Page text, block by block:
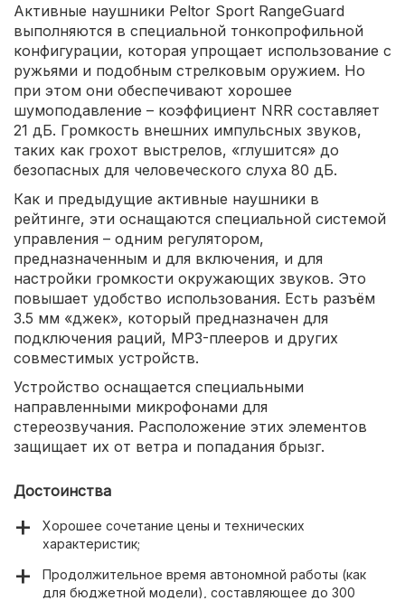
Активные наушники Peltor Sport RangeGuard
выполняются в специальной тонкопрофильной
конфигурации, которая упрощает использование с
ружьями и подобным стрелковым оружием. Но
при этом они обеспечивают хорошее
шумоподавление – коэффициент NRR составляет
21 дБ. Громкость внешних импульсных звуков,
таких как грохот выстрелов, «глушится» до
безопасных для человеческого слуха 80 дБ.
Как и предыдущие активные наушники в
рейтинге, эти оснащаются специальной системой
управления – одним регулятором,
предназначенным и для включения, и для
настройки громкости окружающих звуков. Это
повышает удобство использования. Есть разъём
3.5 мм «джек», который предназначен для
подключения раций, MP3-плееров и других
совместимых устройств.
Устройство оснащается специальными
направленными микрофонами для
стереозвучания. Расположение этих элементов
защищает их от ветра и попадания брызг.
Достоинства
Хорошее сочетание цены и технических
характеристик;
Продолжительное время автономной работы (как
для бюджетной модели), составляющее до 300